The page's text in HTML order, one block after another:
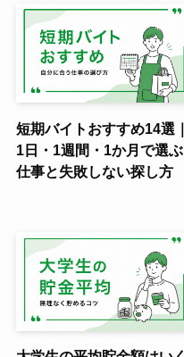
短期バイトおすすめ14選｜
1日・1週間・1か月で選ぶ
仕事と失敗しない探し方